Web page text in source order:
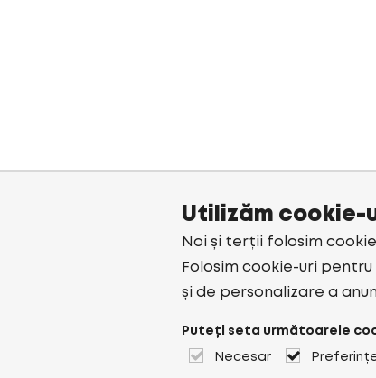
Utilizăm cookie-
Noi și terții folosim
Folosim cookie-uri
și de personalizare a
Puteți seta următoarele
Necesar